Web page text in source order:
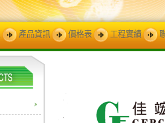
產品資訊 價格表 工程實績